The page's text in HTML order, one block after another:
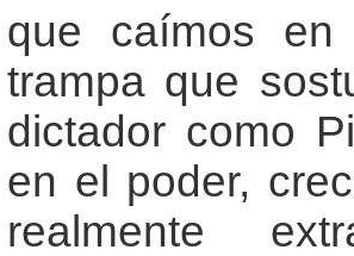
que caímos
trampa que
dictador como
en el poder,
realmente